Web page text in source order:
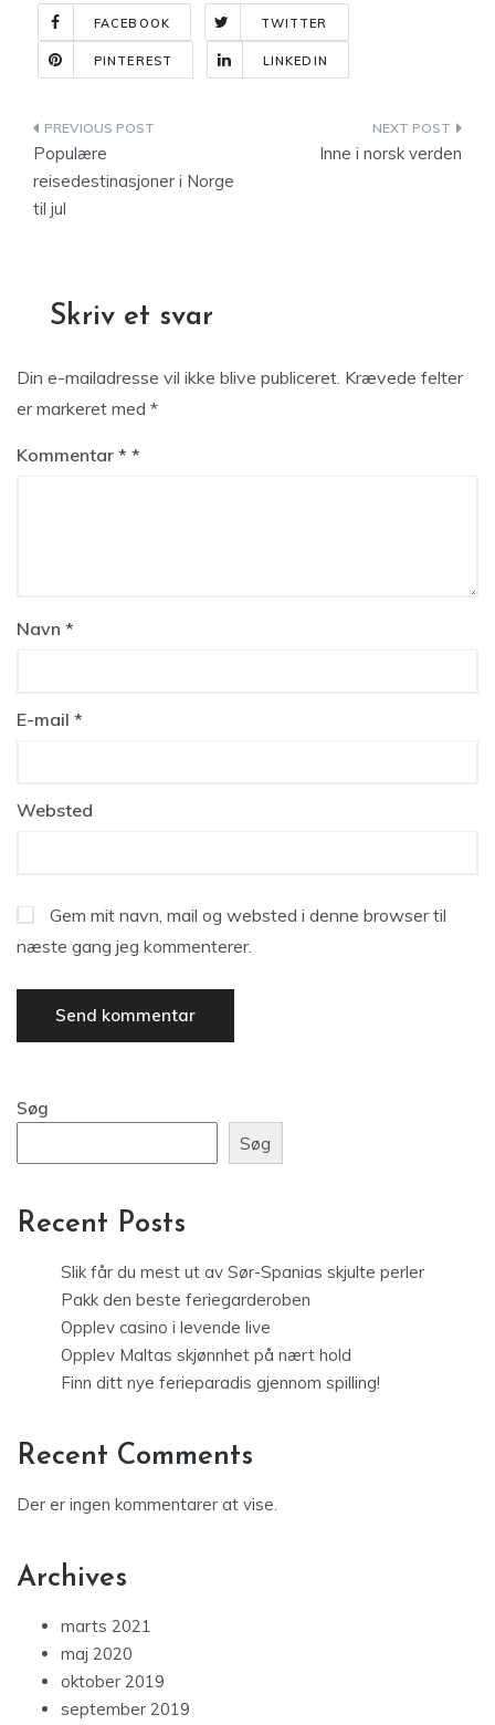
FACEBOOK TWITTER
PINTEREST LINKEDIN
Indlægsnavigation
Populære
reisedestinasjoner i Norge
til jul
Inne i norsk verden
Skriv et svar
Din e-mailadresse vil ikke blive publiceret. Krævede felter
er markeret med *
Kommentar *
Navn *
E-mail *
Websted
Gem mit navn, mail og websted i denne browser til
næste gang jeg kommenterer.
Søg
Søg
Recent Posts
Slik får du mest ut av Sør-Spanias skjulte perler
Pakk den beste feriegarderoben
Opplev casino i levende live
Opplev Maltas skjønnhet på nært hold
Finn ditt nye ferieparadis gjennom spilling!
Recent Comments
Der er ingen kommentarer at vise.
Archives
marts 2021
maj 2020
oktober 2019
september 2019